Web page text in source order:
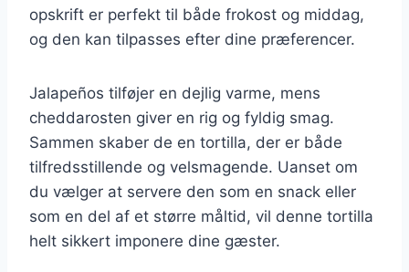
opskrift er perfekt til både frokost og middag,
og den kan tilpasses efter dine præferencer.
Jalapeños tilføjer en dejlig varme, mens
cheddarosten giver en rig og fyldig smag.
Sammen skaber de en tortilla, der er både
tilfredsstillende og velsmagende. Uanset om
du vælger at servere den som en snack eller
som en del af et større måltid, vil denne tortilla
helt sikkert imponere dine gæster.